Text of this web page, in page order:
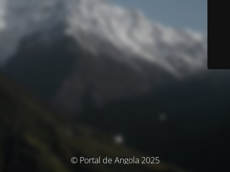
© Portal de Angola 2025